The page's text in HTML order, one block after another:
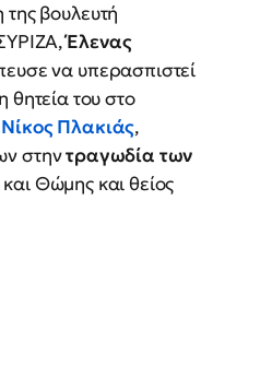
βουλευτή
Έλενας
να υπερασπιστεί
θητεία του στο
Νίκος Πλακιάς,
στηντραγωδία των
Θώμης και θείος